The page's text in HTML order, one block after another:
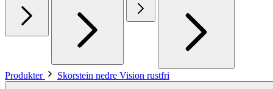
Produkter Skorstein nedre Vision rustfri